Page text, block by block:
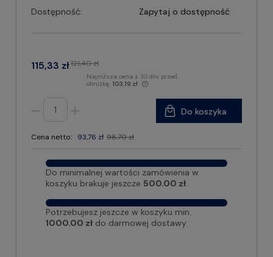
Dostępność:
Zapytaj o dostępność
115,33 zł121,40 zł
Najniższa cena z 30 dni przed
obniżką: 103,19 zł
Cena netto: 93,76 zł 98,70 zł
Do koszyka
Do minimalnej wartości zamówienia w
koszyku brakuje jeszcze 500.00 zł.
Potrzebujesz jeszcze w koszyku min.
1000.00 zł do darmowej dostawy.